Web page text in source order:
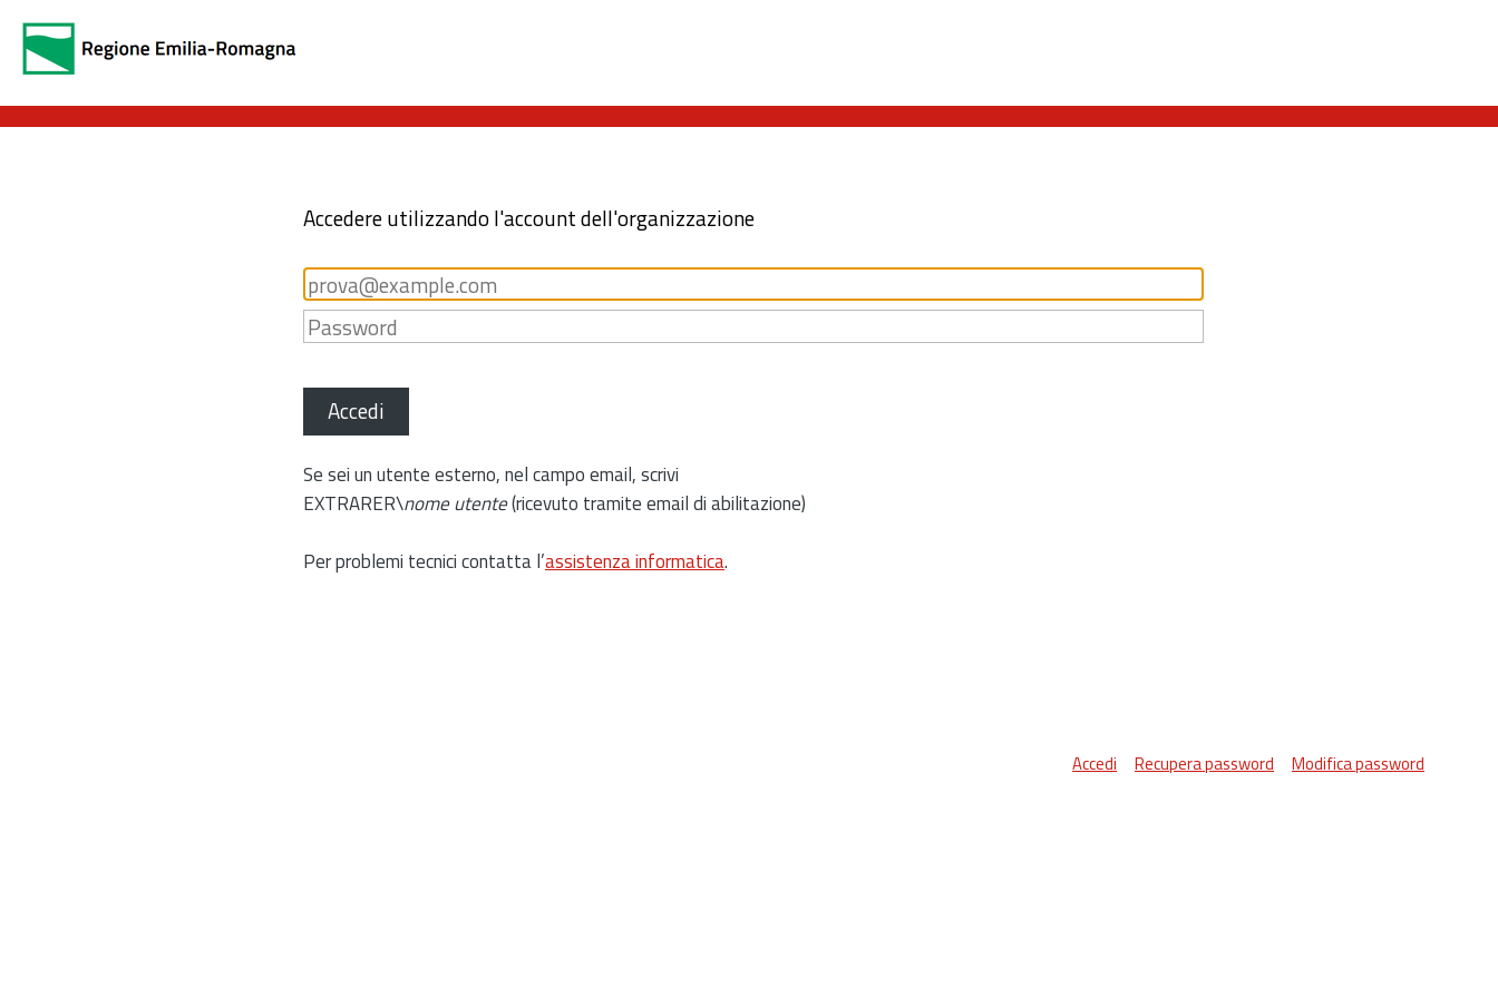
Accedere utilizzando l'account dell'organizzazione
Accedi
Se sei un utente esterno, nel campo email, scrivi
EXTRARER\nome utente(ricevuto tramite email di abilitazione)
Per problemi tecnici contatta l’assistenza informatica.
Accedi Recupera password Modifica password